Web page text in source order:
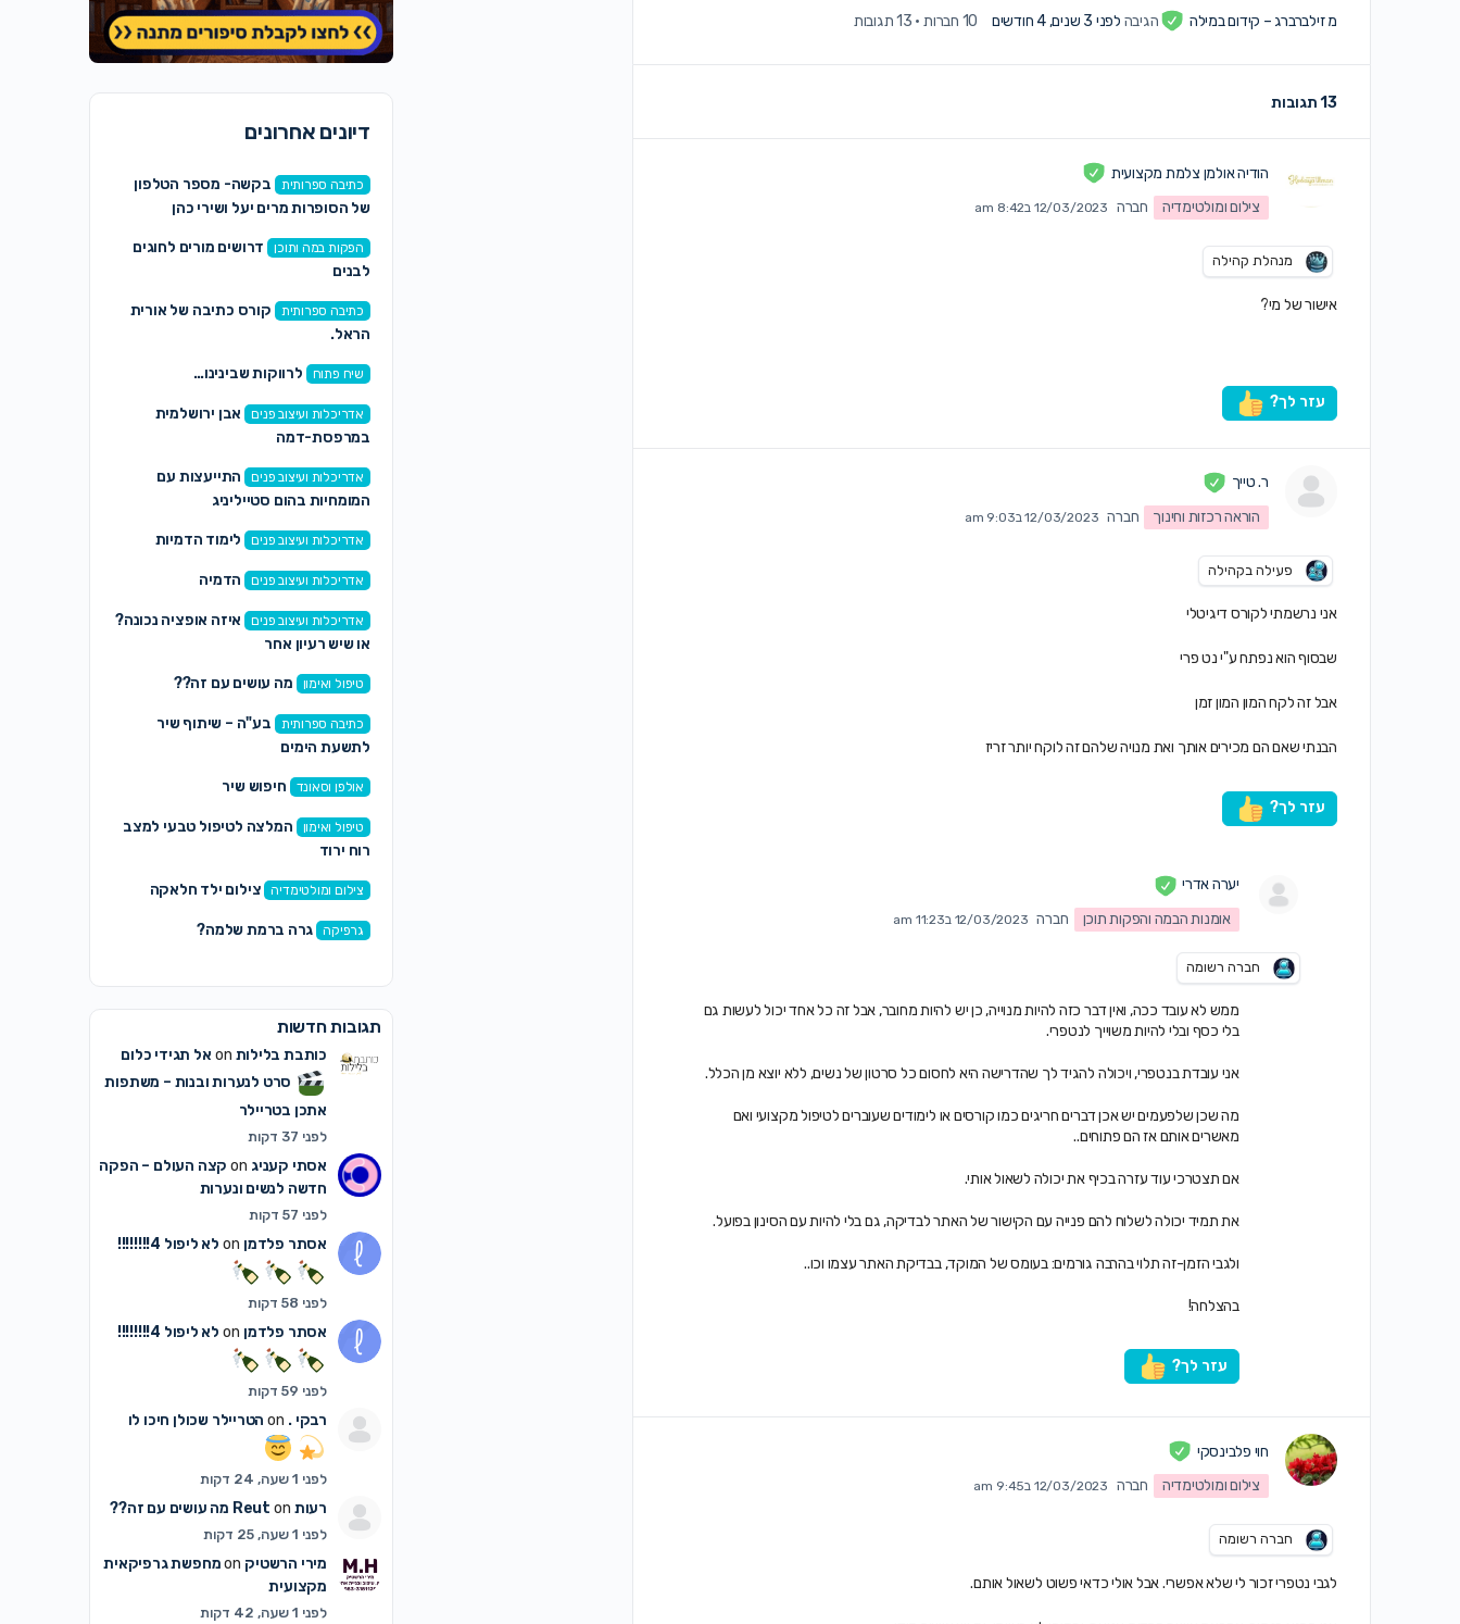
מ זילברברג – קידום במילה הגיבה לפני 3 שנים, 4 חודשים 10 חברות · 13 תגובות
13 תגובות
הודיה אולמן צלמת מקצועית
צילום ומולטימדיה
חברה 12/03/2023 ב8:42 am
מנהלת קהילה
אישור של מי?
עזר לך?
ר. טייך
הוראה רכזות וחינוך
חברה 12/03/2023 ב9:03 am
פעילה בקהילה
אני נרשמתי לקורס דיגיטלי
שבסוף הוא נפתח ע"י נט פרי
אבל זה לקח המון המון זמן
הבנתי שאם הם מכירים אותך ואת מנויה שלהם זה לוקח יותר זריז
עזר לך?
יערה אדרי
אומנות הבמה והפקות תוכן
חברה 12/03/2023 ב11:23 am
חברה רשומה
ממש לא עובד ככה, ואין דבר כזה להיות מנוייה, כן יש להיות מחובר, אבל זה כל אחד יכול לעשות גם
בלי כסף ובלי להיות משוייך לנטפרי.
אני עובדת בנטפרי, ויכולה להגיד לך שהדרישה היא לחסום כל סרטון של נשים, ללא יוצא מן הכלל.
מה שכן שלפעמים יש אכן דברים חריגים כמו קורסים או לימודים שעוברים לטיפול מקצועי ואם
מאשרים אותם אז הם פתוחים..
אם תצטרכי עוד עזרה בכיף את יכולה לשאול אותי.
את תמיד יכולה לשלוח להם פנייה עם הקישור של האתר לבדיקה, גם בלי להיות עם הסינון בפועל.
ולגבי הזמן-זה תלוי בהרבה גורמים: בעומס של המוקד, בבדיקת האתר עצמו וכו..
בהצלחה!
עזר לך?
חוי פלבינסקי
צילום ומולטימדיה
חברה 12/03/2023 ב9:45 am
חברה רשומה
לגבי נטפרי זכור לי שלא אפשרי. אבל אולי כדאי פשוט לשאול אותם.
דיונים אחרונים
כתיבה ספרותית
בקשה- מספר הטלפון
של הסופרות מרים יעל ושירי כהן
הפקות במה ותוכן
דרושים מורים לחוגים
לבנים
כתיבה ספרותית
קורס כתיבה של אורית
הראל.
שיח פתוח לרווקות שבינינו…
אדריכלות ועיצוב פנים
אבן ירושלמית
במרפסת-דמה
אדריכלות ועיצוב פנים
התייעצות עם
המומחיות בהום סטייליניג
אדריכלות ועיצוב פנים לימוד הדמיות
אדריכלות ועיצוב פנים הדמיה
אדריכלות ועיצוב פנים
איזה אופציה נכונה?
או שיש רעיון אחר
טיפול ואימון מה עושים עם זה??
כתיבה ספרותית
בע"ה – שיתוף שיר
לתשעת הימים
אולפן וסאונד חיפוש שיר
טיפול ואימון
המלצה לטיפול טבעי למצב
רוח ירוד
צילום ומולטימדיה צילום ילד חלאקה
גרפיקה גרה ברמת שלמה?
תגובות חדשות
כותבת בלילות
אל תגידי כלום
סרט לנערות ובנות – משתפות
אתכן בטריילר
לפני 37 דקות
אסתי קעניג
קצה העולם – הפקה
חדשה לנשים ונערות
לפני 57 דקות
אסתר פלדמן לא ליפול 4!!!!!!!!
לפני 58 דקות
אסתר פלדמן לא ליפול 4!!!!!!!!
לפני 59 דקות
רבקי . הטריילר שכולן חיכו לו
לפני 1 שעה, 24 דקות
רעות Reut on מה עושים עם זה??
לפני 1 שעה, 25 דקות
מירי הרשטיק
מחפשת גרפיקאית
מקצועית
לפני 1 שעה, 42 דקות